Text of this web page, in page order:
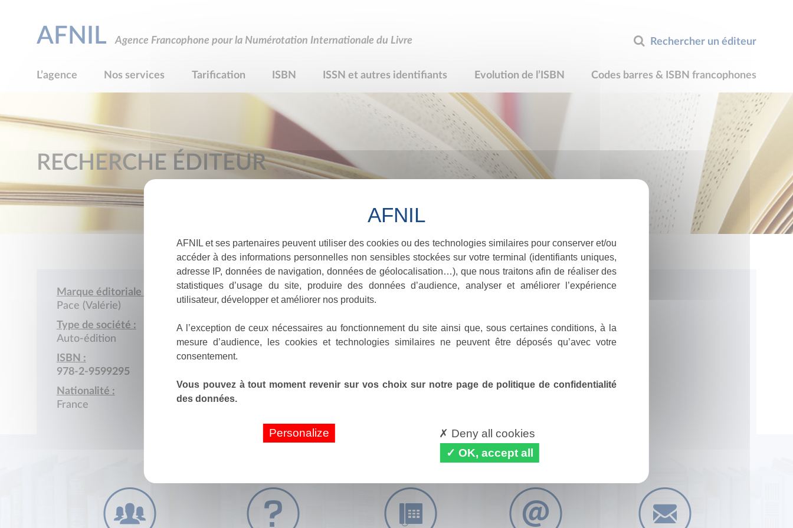
Rechercher un éditeur
AFNIL Agence Francophone pour la Numérotation Internationale du Livre
L’agence Nos services Tarification ISBN ISSN et autres identifiants Evolution de l’ISBN Codes barres & ISBN francophones
RECHERCHE ÉDITEUR
Marque éditoriale :
Pace (Valérie)
Type de société :
Auto-édition
ISBN :
978-2-9599295
Nationalité :
France
AFNIL et ses partenaires peuvent utiliser des cookies ou des technologies similaires pour conserver et/ou
accéder à des informations personnelles non sensibles stockées sur votre terminal (identifiants uniques,
adresse IP, données de navigation, données de géolocalisation…), que nous traitons afin de réaliser des
statistiques d’usage du site, produire des données d’audience, analyser et améliorer l’expérience
utilisateur, développer et améliorer nos produits.
A l’exception de ceux nécessaires au fonctionnement du site ainsi que, sous certaines conditions, à la
mesure d’audience, les cookies et technologies similaires ne peuvent être déposés qu’avec votre
consentement.
Vous pouvez à tout moment revenir sur vos choix sur notre page de politique de confidentialité
des données.
Personalize
Deny all cookies
OK, accept all